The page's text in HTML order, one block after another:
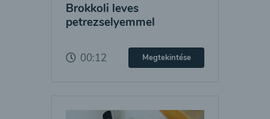
Brokkoli leves
petrezselyemmel
00:12 Megtekintése